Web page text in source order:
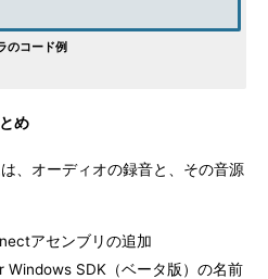
のコード例
め
、オーディオの録音と、その音源
アセンブリの追加
SDK（ベータ版）の名前